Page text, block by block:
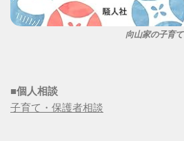
向山家の子育て
■個人相談
子育て・保護者相談